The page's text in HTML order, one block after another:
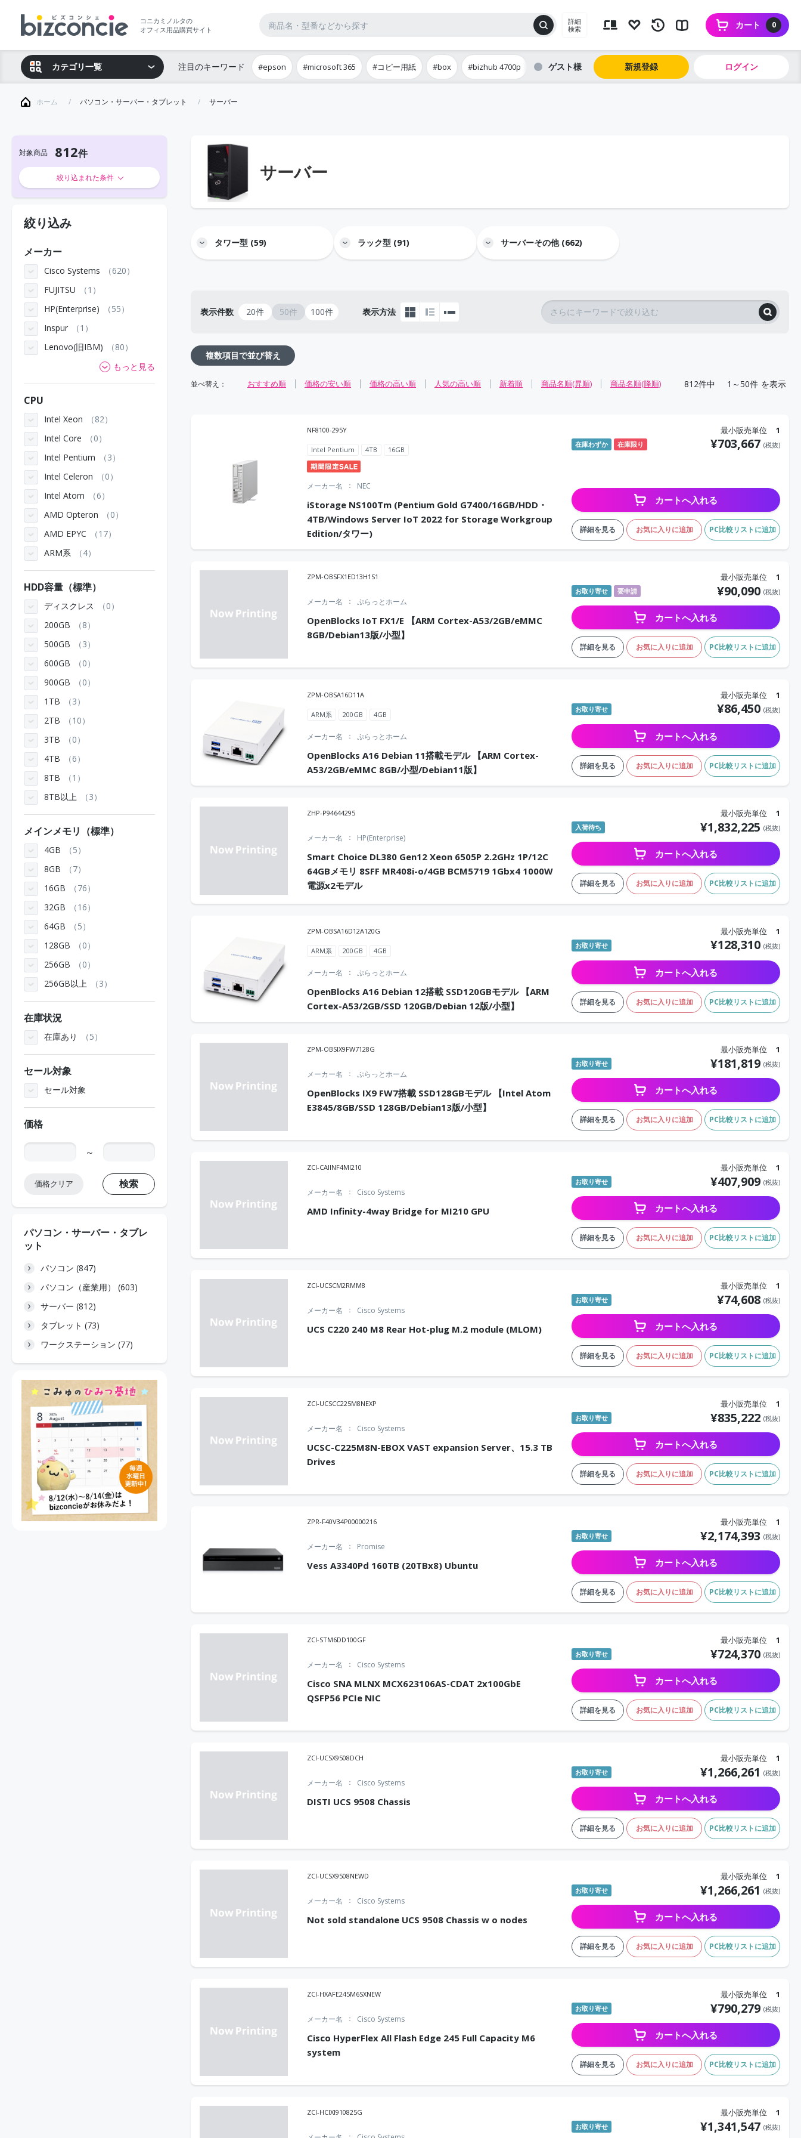
コニカミノルタの
オフィス用品購買サイト
詳細
検索
0
カート
カテゴリ一覧 注目のキーワード #epson #microsoft 365 #コピー用紙 #box #bizhub 4700p ゲスト 新規登録 ログイン
ホーム パソコン・サーバー・タブレット サーバー
サーバー
タワー型 (59) ラック型 (91) サーバーその他 (662)
表示件数 20件 50件 100件 表示方法
複数項目で並び替え
並べ替え： おすすめ順 価格の安い順 価格の高い順 人気の高い順 新着順 商品名順(昇順) 商品名順(降順) 812件中 1～50件 を表示
NF8100-295Y
Intel Pentium 4TB 16GB
iStorage NS100Tm (Pentium Gold G7400/16GB/HDD・
4TB/Windows Server IoT 2022 for Storage Workgroup
Edition/タワー)
メーカー名 NEC
最小販売単位 1
在庫わずか 在庫限り ¥703,667 (税抜)
カートへ入れる
詳細を見る お気に入りに追加 PC比較リストに追加
ZPM-OBSFX1ED13H1S1
OpenBlocks IoT FX1/E 【ARM Cortex-A53/2GB/eMMC
8GB/Debian13版/小型】
メーカー名 ぷらっとホーム
最小販売単位 1
お取り寄せ 要申請 ¥90,090 (税抜)
カートへ入れる
詳細を見る お気に入りに追加 PC比較リストに追加
ZPM-OBSA16D11A
ARM系 200GB 4GB
OpenBlocks A16 Debian 11搭載モデル 【ARM Cortex-
A53/2GB/eMMC 8GB/小型/Debian11版】
メーカー名 ぷらっとホーム
最小販売単位 1
お取り寄せ ¥86,450 (税抜)
カートへ入れる
詳細を見る お気に入りに追加 PC比較リストに追加
ZHP-P94644295
Smart Choice DL380 Gen12 Xeon 6505P 2.2GHz 1P/12C
64GBメモリ 8SFF MR408i-o/4GB BCM5719 1Gbx4 1000W
電源x2モデル
メーカー名 HP(Enterprise)
最小販売単位 1
入荷待ち ¥1,832,225 (税抜)
カートへ入れる
詳細を見る お気に入りに追加 PC比較リストに追加
ZPM-OBSA16D12A120G
ARM系 200GB 4GB
OpenBlocks A16 Debian 12搭載 SSD120GBモデル 【ARM
Cortex-A53/2GB/SSD 120GB/Debian 12版/小型】
メーカー名 ぷらっとホーム
最小販売単位 1
お取り寄せ ¥128,310 (税抜)
カートへ入れる
詳細を見る お気に入りに追加 PC比較リストに追加
ZPM-OBSIX9FW7128G
OpenBlocks IX9 FW7搭載 SSD128GBモデル 【Intel Atom
E3845/8GB/SSD 128GB/Debian13版/小型】
メーカー名 ぷらっとホーム
最小販売単位 1
お取り寄せ ¥181,819 (税抜)
カートへ入れる
詳細を見る お気に入りに追加 PC比較リストに追加
ZCI-CAIINF4MI210
AMD Infinity-4way Bridge for MI210 GPU
メーカー名 Cisco Systems
最小販売単位 1
お取り寄せ ¥407,909 (税抜)
カートへ入れる
詳細を見る お気に入りに追加 PC比較リストに追加
ZCI-UCSCM2RMM8
UCS C220 240 M8 Rear Hot-plug M.2 module (MLOM)
メーカー名 Cisco Systems
最小販売単位 1
お取り寄せ ¥74,608 (税抜)
カートへ入れる
詳細を見る お気に入りに追加 PC比較リストに追加
ZCI-UCSCC225M8NEXP
UCSC-C225M8N-EBOX VAST expansion Server、15.3 TB
Drives
メーカー名 Cisco Systems
最小販売単位 1
お取り寄せ ¥835,222 (税抜)
カートへ入れる
詳細を見る お気に入りに追加 PC比較リストに追加
ZPR-F40V34P00000216
Vess A3340Pd 160TB (20TBx8) Ubuntu
メーカー名 Promise
最小販売単位 1
お取り寄せ ¥2,174,393 (税抜)
カートへ入れる
詳細を見る お気に入りに追加 PC比較リストに追加
ZCI-STM6DD100GF
Cisco SNA MLNX MCX623106AS-CDAT 2x100GbE
QSFP56 PCIe NIC
メーカー名 Cisco Systems
最小販売単位 1
お取り寄せ ¥724,370 (税抜)
カートへ入れる
詳細を見る お気に入りに追加 PC比較リストに追加
ZCI-UCSX9508DCH
DISTI UCS 9508 Chassis
メーカー名 Cisco Systems
最小販売単位 1
お取り寄せ ¥1,266,261 (税抜)
カートへ入れる
詳細を見る お気に入りに追加 PC比較リストに追加
ZCI-UCSX9508NEWD
Not sold standalone UCS 9508 Chassis w o nodes
メーカー名 Cisco Systems
最小販売単位 1
お取り寄せ ¥1,266,261 (税抜)
カートへ入れる
詳細を見る お気に入りに追加 PC比較リストに追加
ZCI-HXAFE245M6SXNEW
Cisco HyperFlex All Flash Edge 245 Full Capacity M6
system
メーカー名 Cisco Systems
最小販売単位 1
お取り寄せ ¥790,279 (税抜)
カートへ入れる
詳細を見る お気に入りに追加 PC比較リストに追加
ZCI-HCIXI910825G 最小販売単位 1
お取り寄せ ¥1,341,547 (税抜)
対象商品 812
絞り込まれた条件
絞り込み
メーカー
Cisco Systems
620
FUJITSU
1
HP(Enterprise)
55
Inspur
1
Lenovo(旧IBM)
80
もっと見る
CPU
Intel Xeon
82
Intel Core
0
Intel Pentium
3
Intel Celeron
0
Intel Atom
6
AMD Opteron
0
AMD EPYC
17
ARM系
4
HDD容量（標準）
ディスクレス
0
200GB
8
500GB
3
600GB
0
900GB
0
1TB
3
2TB
10
3TB
0
4TB
6
8TB
1
8TB以上
3
メインメモリ（標準）
4GB
5
8GB
7
16GB
76
32GB
16
64GB
5
128GB
0
256GB
0
256GB以上
3
在庫状況
在庫あり 5
セール対象
セール対象
価格
～
価格クリア 検索
パソコン・サーバー・タブレ
ット
パソコン (847)
パソコン（産業用） (603)
サーバー (812)
タブレット (73)
ワークステーション (77)